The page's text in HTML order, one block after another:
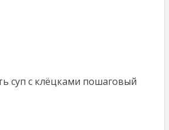
суп с клёцками пошаговый